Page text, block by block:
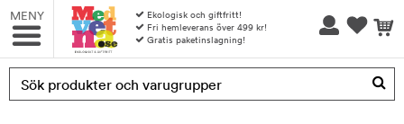
MENY
Ekologisk och giftfritt!
Fri hemleverans över 499 kr!
Gratis paketinslagning!
Produkten har blivit tillagd i varukorgen